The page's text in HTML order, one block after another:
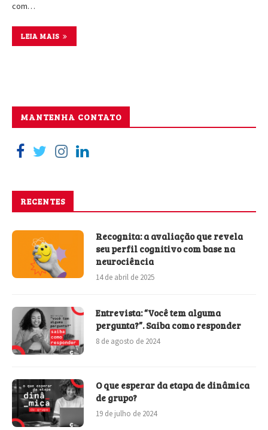
com…
LEIA MAIS
MANTENHA CONTATO
RECENTES
Recognita: a avaliação que revela
seu perfil cognitivo com base na
neurociência
14 de abril de 2025
Entrevista: “Você tem alguma
pergunta?”. Saiba como responder
8 de agosto de 2024
O que esperar da etapa de dinâmica
de grupo?
19 de julho de 2024